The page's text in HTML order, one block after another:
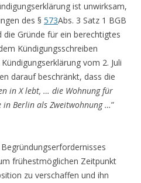
ist unwirksam,
des § 573Abs. 3 Satz 1 BGB
Gründe für ein berechtigtes
Kündigungsschreiben
vom 2. Juli
darauf beschränkt, dass die
in X lebt, … die Wohnung für
Berlin als Zweitwohnung …”
frühestmöglichen Zeitpunkt
zu verschaffen und ihn